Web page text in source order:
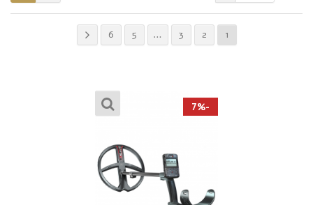
2
3
…
5
6